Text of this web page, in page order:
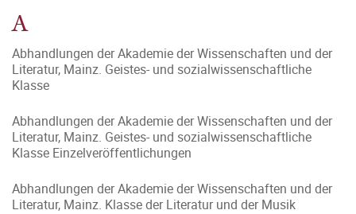
A
Abhandlungen der Akademie der Wissenschaften und der
Literatur, Mainz. Geistes- und sozialwissenschaftliche
Klasse
Abhandlungen der Akademie der Wissenschaften und der
Literatur, Mainz. Geistes- und sozialwissenschaftliche
Klasse Einzelveröffentlichungen
Abhandlungen der Akademie der Wissenschaften und der
Literatur, Mainz. Klasse der Literatur und der Musik